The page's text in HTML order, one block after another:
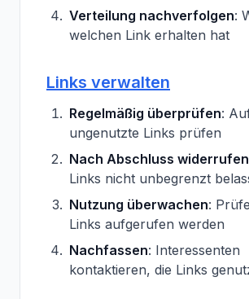
Verteilung nachverfolgen:
welchen Link erhalten hat
Links verwalten
Regelmäßig überprüfen:
ungenutzte Links prüfen
Nach Abschluss widerrufen
Links nicht unbegrenzt
Nutzung überwachen:
Links aufgerufen werden
Nachfassen: Interessenten
kontaktieren, die Links